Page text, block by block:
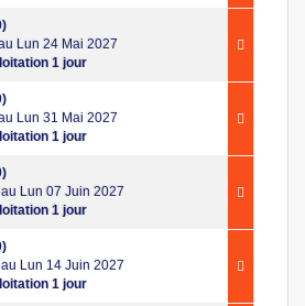
Lun 24 Mai 2027
1 jour
Lun 31 Mai 2027
1 jour
Lun 07 Juin 2027
1 jour
Lun 14 Juin 2027
1 jour